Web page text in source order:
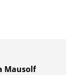
Mausolf